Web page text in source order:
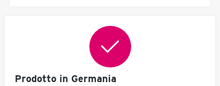
Prodotto in Germania